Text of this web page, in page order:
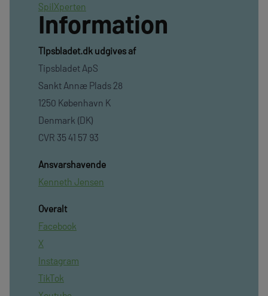
SpilXperten
Information
TIpsbladet.dk udgives af
Tipsbladet ApS
Sankt Annæ Plads 28
1250 København K
Denmark (DK)
CVR 35 41 57 93
Ansvarshavende
Kenneth Jensen
Overalt
Facebook
X
Instagram
TikTok